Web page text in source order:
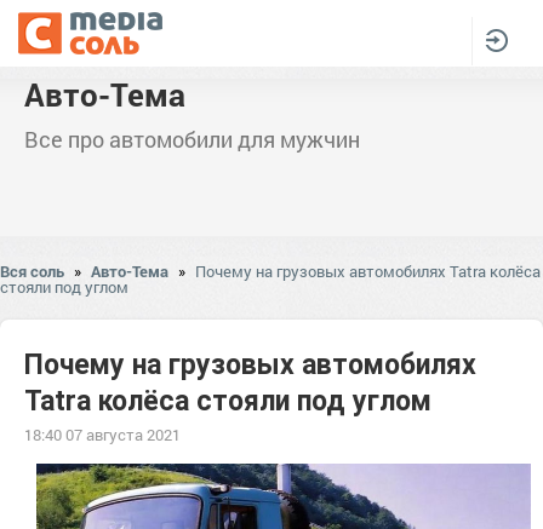
Авто-Тема
Все про автомобили для мужчин
Вся соль » Авто-Тема » Почему на грузовых автомобилях Tatra колёса
стояли под углом
Почему на грузовых автомобилях
Tatra колёса стояли под углом
18:40 07 августа 2021